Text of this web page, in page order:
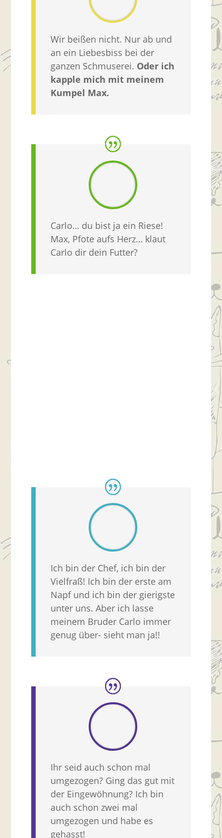
Wir beißen nicht. Nur ab und
an ein Liebesbiss bei der
ganzen Schmuserei. Oder ich
kapple mich mit meinem
Kumpel Max.
Carlo… du bist ja ein Riese!
Max, Pfote aufs Herz… klaut
Carlo dir dein Futter?
Ich bin der Chef, ich bin der
Vielfraß! Ich bin der erste am
Napf und ich bin der gierigste
unter uns. Aber ich lasse
meinem Bruder Carlo immer
genug über- sieht man ja!!
Ihr seid auch schon mal
umgezogen? Ging das gut mit
der Eingewöhnung? Ich bin
auch schon zwei mal
umgezogen und habe es
gehasst!